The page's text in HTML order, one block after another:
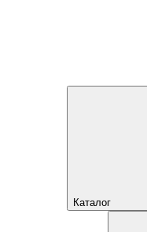
Каталог